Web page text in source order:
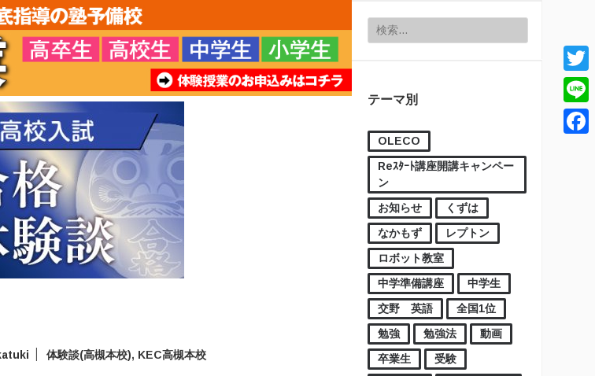
検索:
テーマ別
OLECO
Reｽﾀｰﾄ講座開講キャンペー
ン
お知らせ
くずは
なかもず
レプトン
ロボット教室
中学準備講座
中学生
交野 英語
全国1位
勉強
勉強法
動画
卒業生
受験
体験談(高槻本校), KEC高槻本校
Line